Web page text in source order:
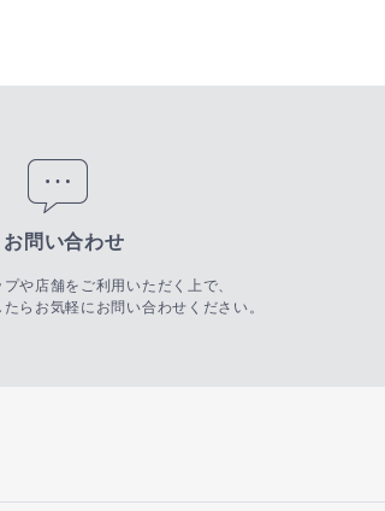
お問い合わせ
や店舗をご利用いただく上で、
らお気軽にお問い合わせください。